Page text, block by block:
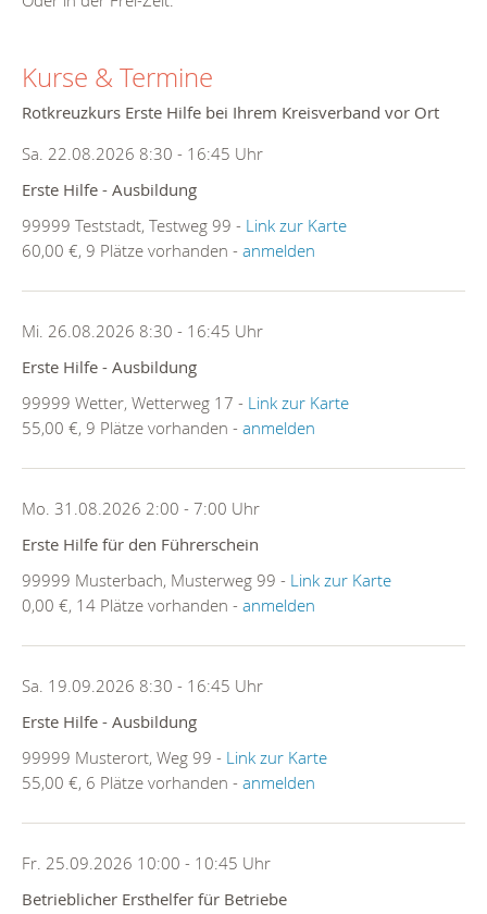
Kurse & Termine
Rotkreuzkurs Erste Hilfe bei Ihrem Kreisverband vor Ort
Sa. 22.08.2026 8:30 - 16:45 Uhr
Erste Hilfe - Ausbildung
99999 Teststadt, Testweg 99 - Link zur Karte
60,00 €, 9 Plätze vorhanden - anmelden
Mi. 26.08.2026 8:30 - 16:45 Uhr
Erste Hilfe - Ausbildung
99999 Wetter, Wetterweg 17 - Link zur Karte
55,00 €, 9 Plätze vorhanden - anmelden
Mo. 31.08.2026 2:00 - 7:00 Uhr
Erste Hilfe für den Führerschein
99999 Musterbach, Musterweg 99 - Link zur Karte
0,00 €, 14 Plätze vorhanden - anmelden
Sa. 19.09.2026 8:30 - 16:45 Uhr
Erste Hilfe - Ausbildung
99999 Musterort, Weg 99 - Link zur Karte
55,00 €, 6 Plätze vorhanden - anmelden
Fr. 25.09.2026 10:00 - 10:45 Uhr
Betrieblicher Ersthelfer für Betriebe